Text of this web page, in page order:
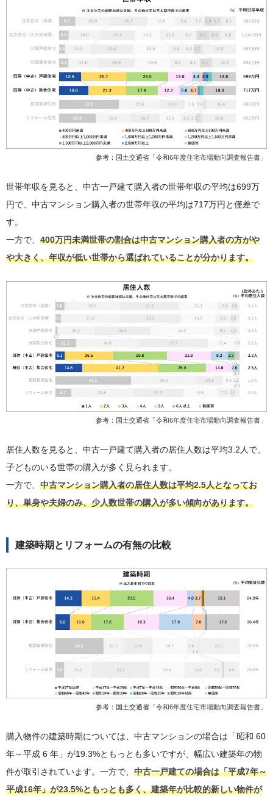
参考：国土交通省「令和6年度住宅市場動向調査報告書 」
世帯年収を見ると、中古一戸建て購入者の世帯年収の平均は699万
円で、中古マンション購入者の世帯年収の平均は717万円と僅差で
す。
一方で、 400万円未満世帯の割合は中古マンション購入者の方がや
や大きく、年収が低い世帯から選ばれていることが分かります。
参考：国土交通省「令和6年度住宅市場動向調査報告書 」
居住人数を見ると、中古一戸建て購入者の居住人数は平均3.2人で、
子どものいる世帯の購入が多く見られます。
一方で、 中古マンション購入者の居住人数は平均2.5人となってお
り、単身や夫婦のみ、少人数世帯の購入が多い傾向があります。
建築時期とリフォームの有無の比較
参考：国土交通省「 令和6年度住宅市場動向調査報告書 」
購入物件の建築時期については、中古マンションの場合は「昭和 60
年～平成 6 年」が19.3%ともっとも多いですが、幅広い建築年の物
件が取引されています。一方で、 中古一戸建ての場合は「平成7年～
平成16年」が23.5%ともっとも多く、建築年が比較的新しい物件が